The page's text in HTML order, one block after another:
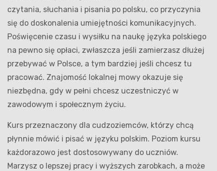
czytania, słuchania i pisania po polsku, co przyczynia
się do doskonalenia umiejętności komunikacyjnych.
Poświęcenie czasu i wysiłku na naukę języka polskiego
na pewno się opłaci, zwłaszcza jeśli zamierzasz dłużej
przebywać w Polsce, a tym bardziej jeśli chcesz tu
pracować. Znajomość lokalnej mowy okazuje się
niezbędna, gdy w pełni chcesz uczestniczyć w
zawodowym i społecznym życiu.
Kurs przeznaczony dla cudzoziemców, którzy chcą
płynnie mówić i pisać w języku polskim. Poziom kursu
każdorazowo jest dostosowywany do uczniów.
Marzysz o lepszej pracy i wyższych zarobkach, a może